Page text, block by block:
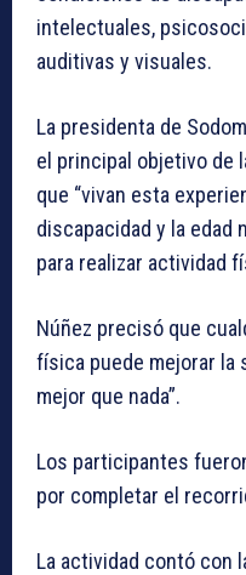
intelectuales,
auditivas y visuales.
La presidenta de
el principal objetivo de
que “vivan esta
discapacidad y la edad
para realizar actividad
Núñez precisó que
física puede mejorar la
mejor que nada”.
Los participantes
por completar el
La actividad contó con